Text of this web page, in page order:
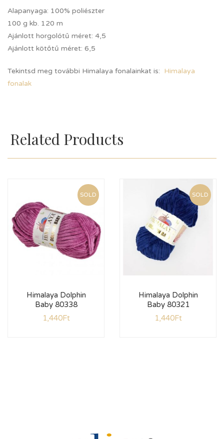
Alapanyaga: 100% poliészter
100 g kb. 120 m
Ajánlott horgolótű méret: 4,5
Ajánlott kötőtű méret: 6,5
Tekintsd meg további Himalaya fonalainkat is: Himalaya
fonalak
Related Products
SOLD
Himalaya Dolphin
Baby 80338
1,440Ft
SOLD
Himalaya Dolphin
Baby 80321
1,440Ft